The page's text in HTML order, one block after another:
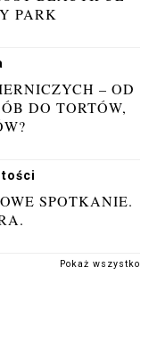
PARK
– OD
DO TORTÓW,
SPOTKANIE.
Pokaż wszystko